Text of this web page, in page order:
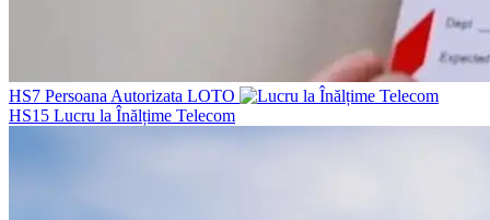
HS7 Persoana Autorizata LOTO
HS15 Lucru la Înălțime Telecom